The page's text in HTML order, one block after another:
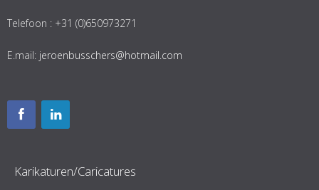
Telefoon : +31 (0)650973271
E.mail: jeroenbusschers@hotmail.com
Karikaturen/Caricatures